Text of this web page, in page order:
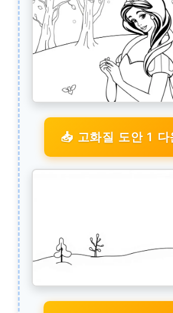
📥 고화질 도안 1 다